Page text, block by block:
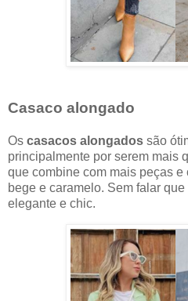
Casaco alongado
Os casacos alongados são
principalmente por serem mais
que combine com mais peças
bege e caramelo. Sem falar
elegante e chic.